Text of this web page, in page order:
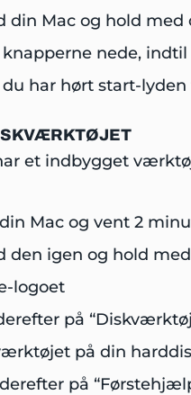
din Mac og hold med
nede,
du har hørt start-
et indbygget
Mac og vent 2
den igen og hold
logoet
på
på din
på